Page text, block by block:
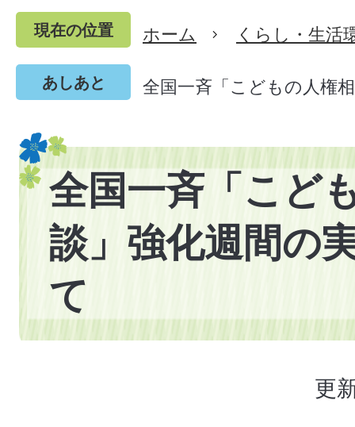
現在の位置 ホーム くらし・生活
あしあと 全国一斉「こどもの人権
全国一斉「こど
談」強化週間の
て
更